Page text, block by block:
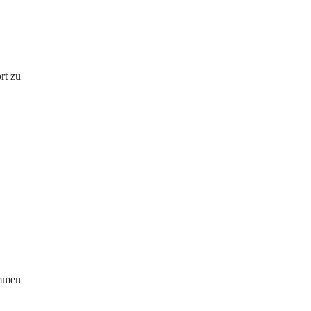
zu